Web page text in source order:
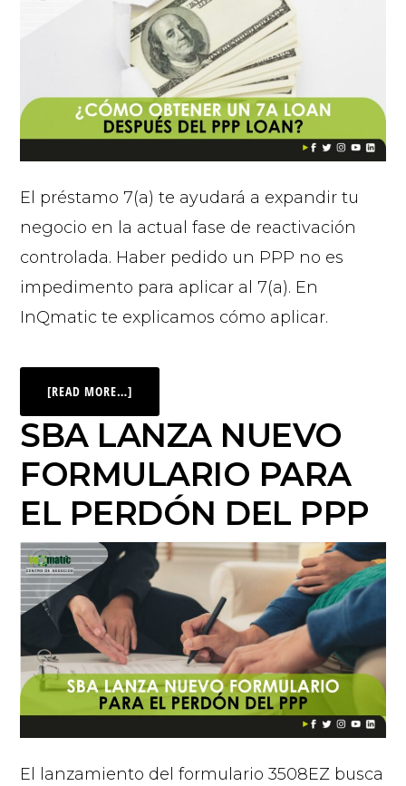
El préstamo 7(a) te ayudará a expandir tu
negocio en la actual fase de reactivación
controlada. Haber pedido un PPP no es
impedimento para aplicar al 7(a). En
InQmatic te explicamos cómo aplicar.
[READ MORE…]
SBA LANZA NUEVO
FORMULARIO PARA
EL PERDÓN DEL PPP
El lanzamiento del formulario 3508EZ busca